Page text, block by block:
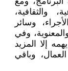
والثقافية،
وسائر
وفي
إلا المزيد
وباقي